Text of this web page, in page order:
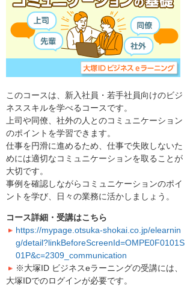
このコースは、新入社員・若手社員向けのビジ
ネススキルを学べるコースです。
上司や同僚、社外の人とのコミュニケーション
のポイントを学習できます。
仕事を円滑に進めるため、仕事で失敗しないた
めには適切なコミュニケーションを取ることが
大切です。
事例を確認しながらコミュニケーションのポイ
ントを学び、日々の業務に活かしましょう。
コース詳細・受講はこちら
https://mypage.otsuka-shokai.co.jp/elearnin
g/detail?linkBeforeScreenId=OMPE0F0101S
01P&c=2309_communication
※大塚ID ビジネスeラーニングの受講には、
大塚IDでのログインが必要です。